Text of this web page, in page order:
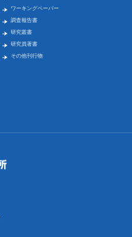
ワーキングペーパー
調査報告書
研究叢書
研究員著書
その他刊行物